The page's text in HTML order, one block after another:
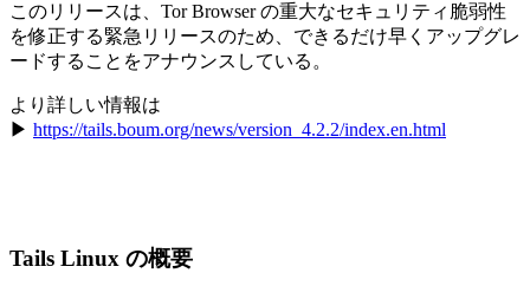
このリリースは、Tor Browser の重大なセキュリティ脆弱性
を修正する緊急リリースのため、できるだけ早くアップグレ
ードすることをアナウンスしている。
より詳しい情報は
▶ https://tails.boum.org/news/version_4.2.2/index.en.html
Tails Linux の概要